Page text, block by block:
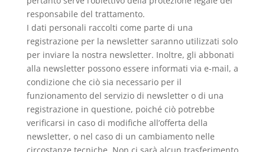
responsabile del trattamento.
I dati personali raccolti come parte di una
registrazione per la newsletter saranno utilizzati solo
per inviare la nostra newsletter. Inoltre, gli abbonati
alla newsletter possono essere informati via e-mail, a
condizione che ciò sia necessario per il
funzionamento del servizio di newsletter o di una
registrazione in questione, poiché ciò potrebbe
verificarsi in caso di modifiche all’offerta della
newsletter, o nel caso di un cambiamento nelle